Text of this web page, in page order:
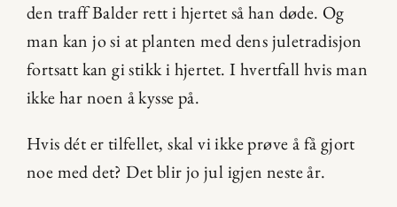
den traff Balder rett i hjertet så han døde. Og
man kan jo si at planten med dens juletradisjon
fortsatt kan gi stikk i hjertet. I hvertfall hvis man
ikke har noen å kysse på.
Hvis dét er tilfellet, skal vi ikke prøve å få gjort
noe med det? Det blir jo jul igjen neste år.